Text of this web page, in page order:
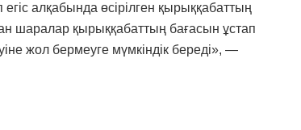
алқабында өсірілген қырыққабаттың
шаралар қырыққабаттың бағасын ұстап
жол бермеуге мүмкіндік береді», —